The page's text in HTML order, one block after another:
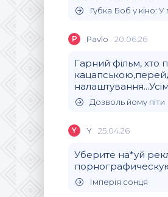
Губка Боб у кіно: У
P Pavlo 20.06.26
Гарний фільм, хто
Дозволь йому піти
Y Y 25.04.26
Уберите на*уй
Імперія сонця